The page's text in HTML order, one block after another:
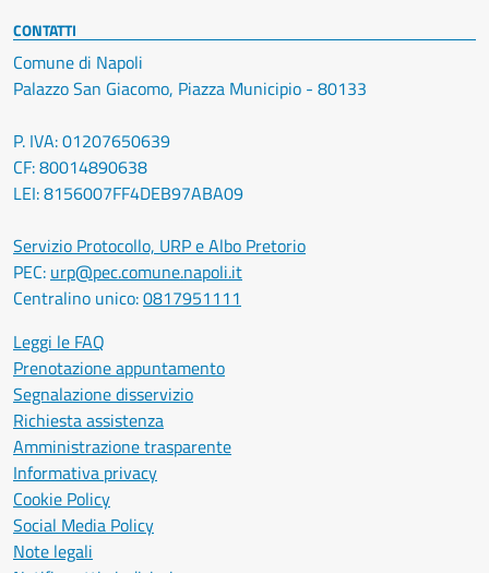
CONTATTI
Comune di Napoli
Palazzo San Giacomo, Piazza Municipio - 80133
P. IVA: 01207650639
CF: 80014890638
LEI: 8156007FF4DEB97ABA09
Servizio Protocollo, URP e Albo Pretorio
PEC: urp@pec.comune.napoli.it
Centralino unico:0817951111
Leggi le FAQ
Prenotazione appuntamento
Segnalazione disservizio
Richiesta assistenza
Amministrazione trasparente
Informativa privacy
Cookie Policy
Social Media Policy
Note legali